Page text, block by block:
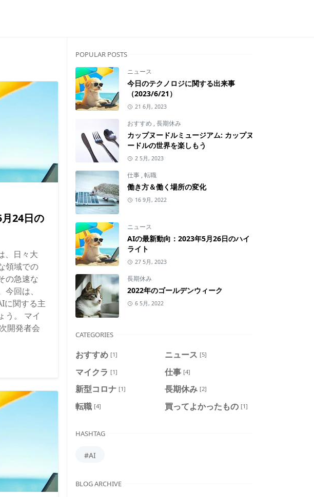
24日の
、日々大
領域での
の急速な
回は、
に関する主
う。 マイ
開発者会
POPULAR POSTS
ニュース
今日のテクノロジに関する出来事
（2023/6/21）
21 6月, 2023
おすすめ ,長期休み
カップヌードルミュージアム: カップヌ
ードルの世界を楽しもう
2 5月, 2023
仕事 ,転職
働き方＆働く場所の変化
16 9月, 2022
ニュース
AIの最新動向：2023年5月26日のハイ
ライト
27 5月, 2023
長期休み
2022年のゴールデンウィーク
6 5月, 2022
CATEGORIES
おすすめ [1] ニュース [5]
マイクラ [1] 仕事 [4]
新型コロナ [1] 長期休み [2]
転職 [4] 買ってよかったもの [1]
HASHTAG
#AI
BLOG ARCHIVE